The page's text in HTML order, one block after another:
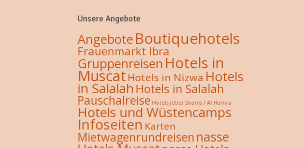
Unsere Angebote
Angebote Boutiquehotels
Frauenmarkt Ibra
Gruppenreisen Hotels in
Muscat Hotels in Nizwa Hotels
in Salalah Hotels in Salalah
Pauschalreise Hotels Jebel Shams / Al Hamra
Hotels und Wüstencamps
Infoseiten Karten
Mietwagenrundreisen nasse